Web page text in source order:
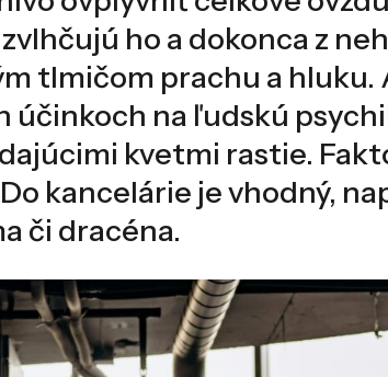
ho a dokonca z
tlmičom prachu a hluku.
účinkoch na ľudskú
kvetmi rastie.
kancelárie je vhodný,
či dracéna.